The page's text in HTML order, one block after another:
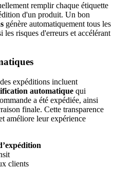
remplir chaque étiquette
d'un produit. Un bon
génère automatiquement tous les
risques d'erreurs et accélérant
expéditions incluent
automatique qui
a été expédiée, ainsi
finale. Cette transparence
améliore leur expérience
clients